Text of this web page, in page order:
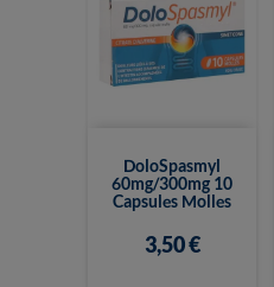
DoloSpasmyl
60mg/300mg 10
Capsules Molles
3,50 €